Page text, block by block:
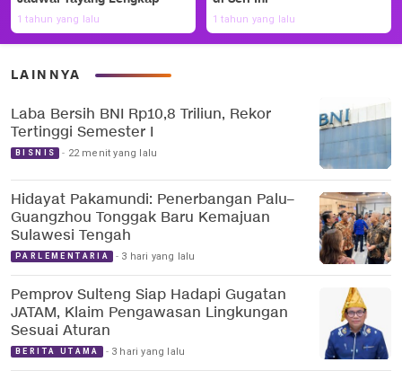
1 tahun yang lalu 1 tahun yang lalu
LAINNYA
Laba Bersih BNI Rp10,8 Triliun, Rekor
Tertinggi Semester I
BISNIS 22 menit yang lalu
Hidayat Pakamundi: Penerbangan Palu–
Guangzhou Tonggak Baru Kemajuan
Sulawesi Tengah
PARLEMENTARIA 3 hari yang lalu
Pemprov Sulteng Siap Hadapi Gugatan
JATAM, Klaim Pengawasan Lingkungan
Sesuai Aturan
BERITA UTAMA 3 hari yang lalu